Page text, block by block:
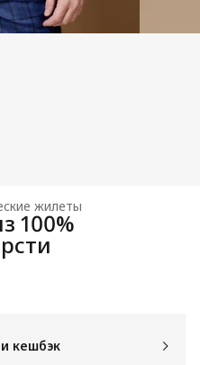
жилеты
100%
кешбэк